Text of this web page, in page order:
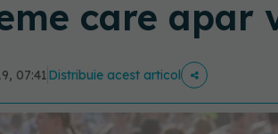
care apar
07:41Distribuie acest articol